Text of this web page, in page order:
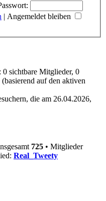
| Angemeldet bleiben
0 sichtbare Mitglieder, 0
auf den aktiven
die am 26.04.2026,
725 • Mitglieder
Real_Tweety